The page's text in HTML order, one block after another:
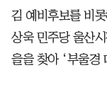
김 예비후보를 비
상욱 민주당 울산
을을 찾아 ‘부울경